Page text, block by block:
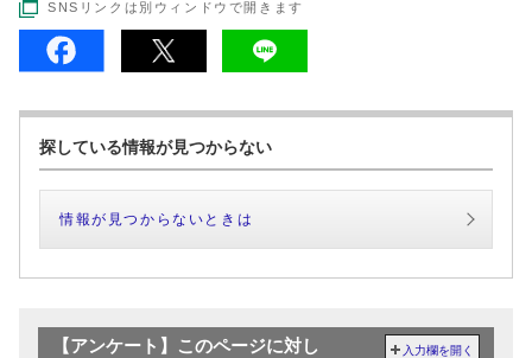
SNSリンクは別ウィンドウで開きます
探している情報が見つからない
情報が見つからないときは
【アンケート】このページに対し
入力欄を開く